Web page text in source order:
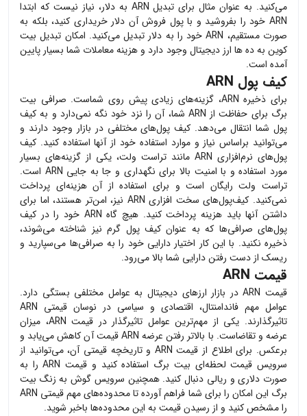
می‌کنید. به عنوان مثال برای تبدیل ARN به دلار، نیاز نیست که ابتدا
ARN خود را بفروشید و با پول فروش آن دلار خریداری کنید، بلکه به
صورت مستقیم، ARNخود را به دلار تبدیل می‌کنید. امکان تبدیل بیت
کوین به ده ها ارز دیجیتال وجود دارد و هزینه معاملات شما بسیار پایین
آمده است.
کیف پول ARN
برای ذخیره ARN، گزینه‌های زیادی پیش روی شماست. صرافی بیت
برگ برای حفاظت از ARN شما، آن را نزد خود نگه نمی‌دارد و به کیف
پول شما انتقال می‌دهد. کیف پول‌های مختلفی در بازار وجود دارند و
می‌توانید براساس نیاز و موارد استفاده خود از آنها استفاده کنید. کیف
پول‌های نرم‌افزاری ARN مانند تراست ولت، یکی از گزینه‌های بسیار
مورد استفاده و با امنیت بالا برای نگهداری و جا به جایی ARN است.
تراست ولت رایگان است و برای استفاده از آن هزینه‌ای پرداخت
نمی‌کنید. کیف‌پول‌های سخت افزاری ARN نیز، امن‌تر هستند، اما برای
داشتن آنها باید هزینه پرداخت کنید. هیچ گاه ARN خود را در کیف
پول‌های صرافی‌ها که به عنوان کیف پول گرم نیز شناخته می‌شوند،
ذخیره نکنید. با این کار اختیار دارایی خود را به صرافی‌ها می‌سپارید و
ریسک از دست رفتن دارایی شما بالا می‌رود.
قیمت ARN
قیمت ARNدر بازار ارزهای دیجیتال به عوامل مختلفی بستگی دارد.
عوامل مهم فاندامنتال، اقتصادی و سیاسی در نوسان قیمتی ARN
تاثیرگذارند. یکی از مهم‌ترین عوامل تاثیرگذار در قیمت ARN، میزان
عرضه و تقاضاست. با بالاتر رفتن عرضه ARNقیمت آن کاهش می‌یابد و
برعکس. برای اطلاع از قیمت ARN و تاریخچه قیمتی آن، می‌توانید از
سرویس قیمت لحظه‌ای بیت برگ استفاده کنید و قیمت ARNرا به
صورت دلاری و ریالی دنبال کنید. همچنین سرویس گوش به زنگ بیت
برگ این امکان را برای شما فراهم آورده تا محدوده‌های مهم قیمتی ARN
را مشخص کنید و از رسیدن قیمت به این محدوده‌ها باخبر شوید.